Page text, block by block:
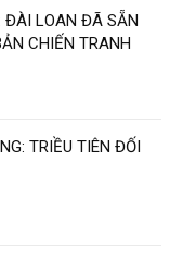
ĐÀI LOAN ĐÃ SẴN
CHIẾN TRANH
TRIỀU TIÊN ĐỐI